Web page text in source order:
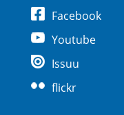
Facebook
Youtube
Issuu
flickr